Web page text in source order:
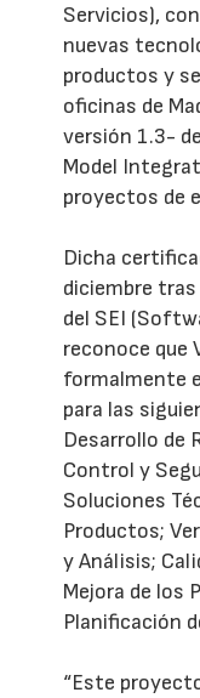
Servicios),
nuevas
productos y
oficinas de
versión 1.3-
Model
proyectos de
Dicha
diciembre
del SEI
reconoce que
formalmente
para las
Desarrollo de
Control y
Soluciones
Productos;
y Análisis;
Mejora de los
Planificación
“Este